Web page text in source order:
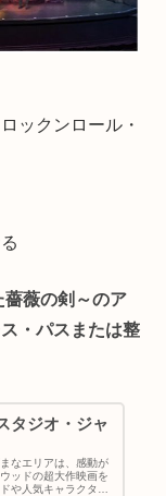
ックンロール・
薇の剣～のア
・パスまたは整
タジオ・ジャ
なエリアは、感動が
ッドの超大作映画を
や人気キャラクター